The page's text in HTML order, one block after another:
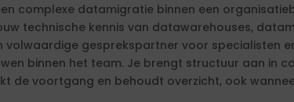
complexe datamigratie binnen een
technische kennis van datawarehouses,
volwaardige gesprekspartner voor specialisten
binnen het team. Je brengt structuur aan in
de voortgang en behoudt overzicht, ook